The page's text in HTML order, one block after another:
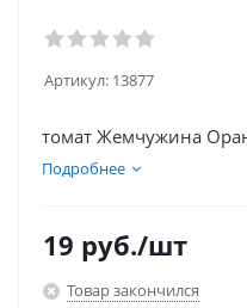
Артикул: 13877
томат Жемчужина
Подробнее
19 руб./шт
Товар закончился